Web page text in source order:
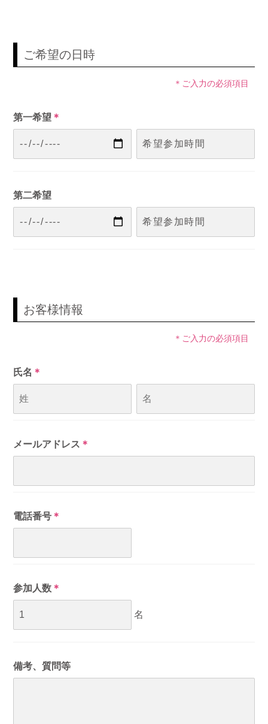
ご希望の日時
＊ご入力の必須項目
第一希望 ＊
第二希望
お客様情報
＊ご入力の必須項目
氏名 ＊
メールアドレス ＊
電話番号 ＊
参加人数 ＊
名
備考、質問等